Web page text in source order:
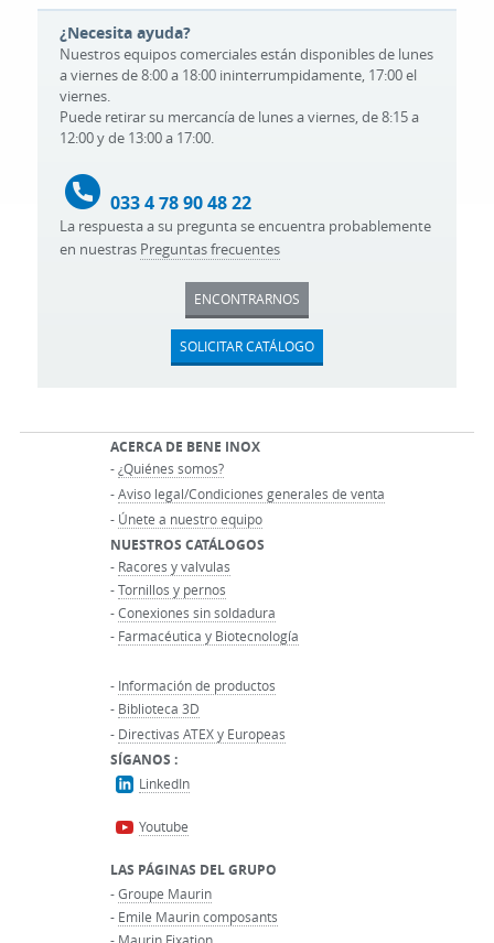
¿Necesita ayuda?
Nuestros equipos comerciales están disponibles de lunes
a viernes de 8:00 a 18:00 ininterrumpidamente, 17:00 el
viernes.
Puede retirar su mercancía de lunes a viernes, de 8:15 a
12:00 y de 13:00 a 17:00.
033 4 78 90 48 22
La respuesta a su pregunta se encuentra probablemente
en nuestras Preguntas frecuentes
ENCONTRARNOS
SOLICITAR CATÁLOGO
ACERCA DE BENE INOX
-¿Quiénes somos?
-Aviso legal/Condiciones generales de venta
- Únete a nuestro equipo
NUESTROS CATÁLOGOS
- Racores y valvulas
-Tornillos y pernos
-Conexiones sin soldadura
- Farmacéutica y Biotecnología
- Información de productos
- Biblioteca 3D
- Directivas ATEX y Europeas
SÍGANOS :
LinkedIn
Youtube
LAS PÁGINAS DEL GRUPO
-Groupe Maurin
- Emile Maurin composants